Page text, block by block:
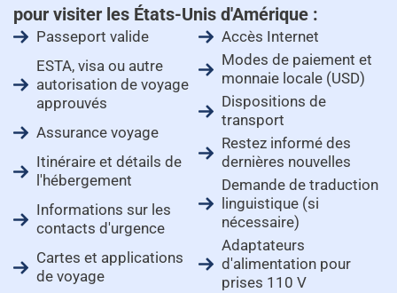
pour visiter les États-Unis d'Amérique :
Passeport valide
ESTA, visa ou autre
autorisation de voyage
approuvés
Assurance voyage
Itinéraire et détails de
l'hébergement
Informations sur les
contacts d'urgence
Cartes et applications
de voyage
Accès Internet
Modes de paiement et
monnaie locale (USD)
Dispositions de
transport
Restez informé des
dernières nouvelles
Demande de traduction
linguistique (si
nécessaire)
Adaptateurs
d'alimentation pour
prises 110 V